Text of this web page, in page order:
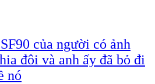
của người có ảnh
đôi và anh ấy đã bỏ đi
nó